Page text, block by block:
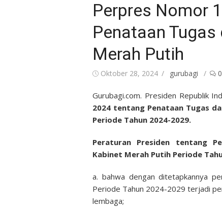
Perpres Nomor
Penataan
Merah Putih
Posted
Oktober 28, 2024 Author
gurubagi 0
Gurubagi.com. Presiden Republik
2024 tentang Penataan Tugas
Periode Tahun 2024-2029.
Peraturan Presiden tentang
Kabinet Merah Putih Periode
a. bahwa dengan ditetapkannya
Periode Tahun 2024-2029 terjadi
lembaga;